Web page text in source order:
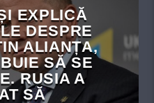
EXPLICĂ
DESPRE
ALIANȚA,
SĂ SE
RUSIA A
SĂ